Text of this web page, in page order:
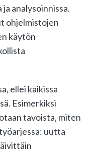
analysoinnissa.
ohjelmistojen
käytön
ellei kaikissa
Esimerkiksi
tavoista, miten
uutta